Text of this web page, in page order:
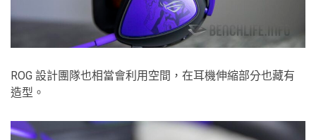
ROG 設計團隊也相當會利用空間，在耳機伸縮部分也藏有
造型。